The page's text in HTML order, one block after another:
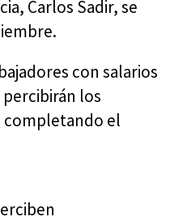
Carlos Sadir, se
con salarios
percibirán los
completando el